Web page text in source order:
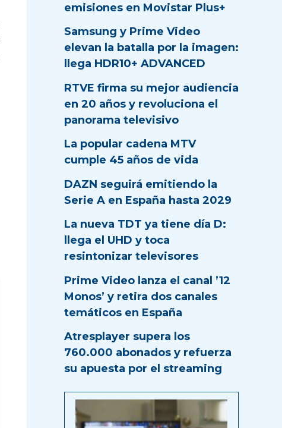
emisiones en Movistar Plus+
Samsung y Prime Video
elevan la batalla por la imagen:
llega HDR10+ ADVANCED
RTVE firma su mejor audiencia
en 20 años y revoluciona el
panorama televisivo
La popular cadena MTV
cumple 45 años de vida
DAZN seguirá emitiendo la
Serie A en España hasta 2029
La nueva TDT ya tiene día D:
llega el UHD y toca
resintonizar televisores
Prime Video lanza el canal ’12
Monos’ y retira dos canales
temáticos en España
Atresplayer supera los
760.000 abonados y refuerza
su apuesta por el streaming